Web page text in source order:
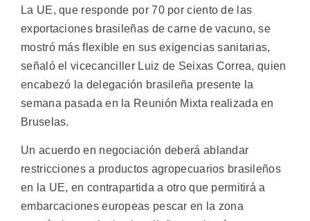
La UE, que responde por 70 por ciento de las
exportaciones brasileñas de carne de vacuno, se
mostró más flexible en sus exigencias sanitarias,
señaló el vicecanciller Luiz de Seixas Correa, quien
encabezó la delegación brasileña presente la
semana pasada en la Reunión Mixta realizada en
Bruselas.
Un acuerdo en negociación deberá ablandar
restricciones a productos agropecuarios brasileños
en la UE, en contrapartida a otro que permitirá a
embarcaciones europeas pescar en la zona